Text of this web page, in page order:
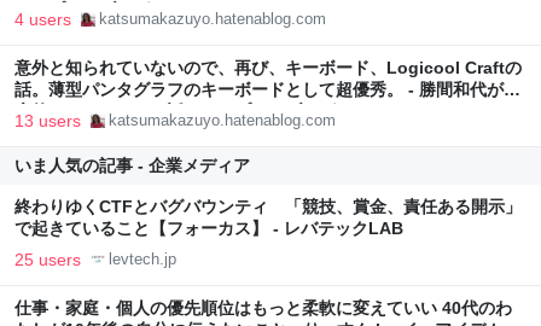
アップするブログ
4 users katsumakazuyo.hatenablog.com
意外と知られていないので、再び、キーボード、Logicool Craftの
話。薄型パンタグラフのキーボードとして超優秀。 - 勝間和代が徹
底的にマニアックな話をアップするブログ
13 users katsumakazuyo.hatenablog.com
いま人気の記事 - 企業メディア
終わりゆくCTFとバグバウンティ 「競技、賞金、責任ある開示」
で起きていること【フォーカス】 - レバテックLAB
25 users levtech.jp
仕事・家庭・個人の優先順位はもっと柔軟に変えていい 40代のわ